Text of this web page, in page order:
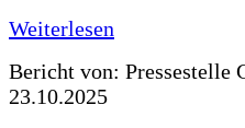
Weiterlesen
Bericht von: Pressestelle
23.10.2025